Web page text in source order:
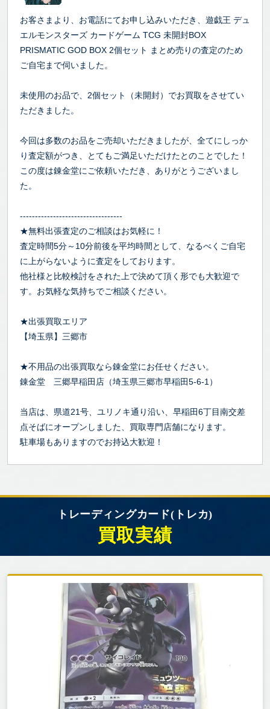
お客さまより、お電話にてお申し込みいただき、遊戯王 デュ
エルモンスターズ カードゲーム TCG 未開封BOX
PRISMATIC GOD BOX 2個セット まとめ売りの査定のため
ご自宅まで伺いました。
未使用のお品で、2個セット（未開封）でお買取をさせてい
ただきました。
今回は多数のお品をご売却いただきましたが、全てにしっか
り査定額がつき、とてもご満足いただけたとのことでした！
この度は錬金堂にご依頼いただき、ありがとうございまし
た。
----------------------------------
★無料出張査定のご相談はお気軽に！
査定時間5分～10分前後を平均時間として、なるべくご自宅
に上がらないように査定をしております。
他社様と比較検討をされた上で決めて頂く形でも大歓迎で
す。お気軽な気持ちでご相談ください。
★出張買取エリア
【埼玉県】三郷市
★不用品の出張買取なら錬金堂にお任せください。
錬金堂 三郷早稲田店（埼玉県三郷市早稲田5-6-1）
当店は、県道21号、ユリノキ通り沿い、早稲田6丁目南交差
点そばにオープンしました、買取専門店舗になります。
駐車場もありますのでお持込大歓迎！
トレーディングカード(トレカ)
買取実績